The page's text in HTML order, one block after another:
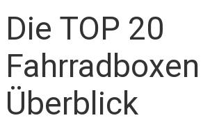
Die TOP 20
Überblick